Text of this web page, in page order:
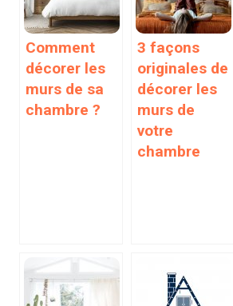
Comment
décorer les
murs de sa
chambre ?
3 façons
originales de
décorer les
murs de
votre
chambre